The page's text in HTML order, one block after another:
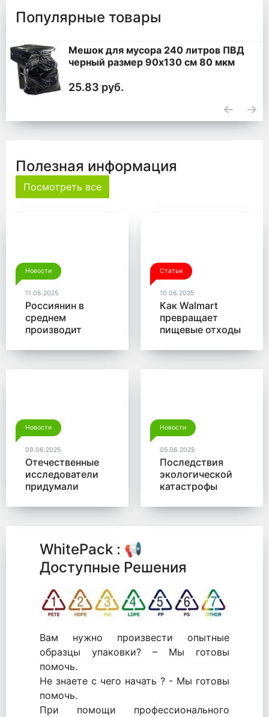
Популярные товары
Мешок для мусора 240 литров ПВД
черный размер 90x130 см 80 мкм
25.83 руб.
Полезная информация
Посмотреть все
Новости
11.06.2025
Россиянин в
среднем
производит
мусора в год
Статьи
10.06.2025
Как Walmart
превращает
пищевые отходы
Новости
09.06.2025
Отечественные
исследователи
придумали
для утилизации
Новости
05.06.2025
Последствия
экологической
катастрофы
микробы от
WhitePack : 📢
Доступные Решения
Вам нужно произвести опытные
образцы упаковки? – Мы готовы
помочь.
Не знаете с чего начать ? - Мы готовы
помочь.
При помощи профессионального